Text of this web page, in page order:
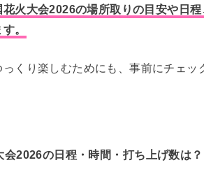
火大会2026の場所取りの目安や日
。
くり楽しむためにも、事前にチェッ
会2026の日程・時間・打ち上げ数は？